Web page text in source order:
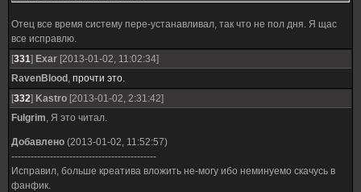
Отец все время систему пере-устанавливал, так что не пол дня. Я щас
все исправлю.
[331] Exar [2013-01-02, 11:02:34]
RavenBlood , прочти это.
[332] Kastro [2013-01-02, 2:31:42]
Fulgrim, Я это читал.
Добавлено (2013-01-02, 11:52:57)
---------------------------------------------
Исправил, больше креатива вложить не-могу ибо неминуемо скачусь в
фанфик.